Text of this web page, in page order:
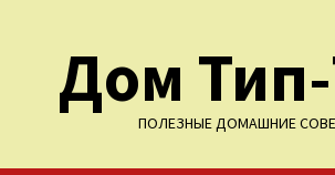
содержимомуДом
ПОЛЕЗНЫЕ ДОМАШНИЕ